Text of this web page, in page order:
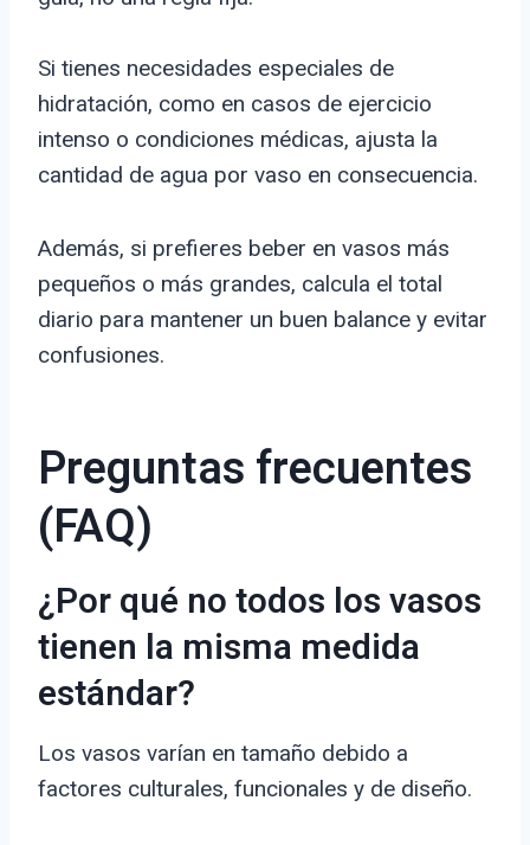
Si tienes necesidades especiales de
hidratación, como en casos de ejercicio
intenso o condiciones médicas, ajusta la
cantidad de agua por vaso en consecuencia.
Además, si prefieres beber en vasos más
pequeños o más grandes, calcula el total
diario para mantener un buen balance y evitar
confusiones.
Preguntas frecuentes
(FAQ)
¿Por qué no todos los vasos
tienen la misma medida
estándar?
Los vasos varían en tamaño debido a
factores culturales, funcionales y de diseño.